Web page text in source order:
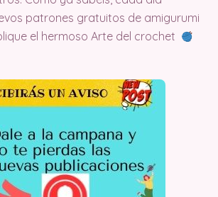
patrones gratuitos de amigurumi
el hermoso Arte del crochet